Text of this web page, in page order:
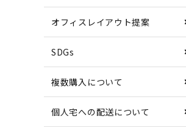
オフィスレイアウト提案
SDGs
複数購入について
個人宅への配送について